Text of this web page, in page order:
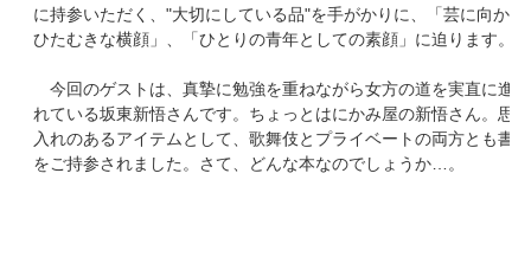
に持参いただく、"大切にしている品"を手がかりに、「芸に向かう
ひたむきな横顔」、「ひとりの青年としての素顔」に迫ります。
今回のゲストは、真摯に勉強を重ねながら女方の道を実直に進ま
れている坂東新悟さんです。ちょっとはにかみ屋の新悟さん。思い
入れのあるアイテムとして、歌舞伎とプライベートの両方とも書籍
をご持参されました。さて、どんな本なのでしょうか…。